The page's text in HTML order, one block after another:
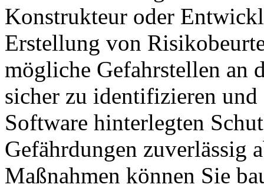
Konstrukteur oder
Erstellung von
mögliche Gefahrstellen an
sicher zu identifizieren
Software hinterlegten
Gefährdungen zuverlässig
Maßnahmen können Sie